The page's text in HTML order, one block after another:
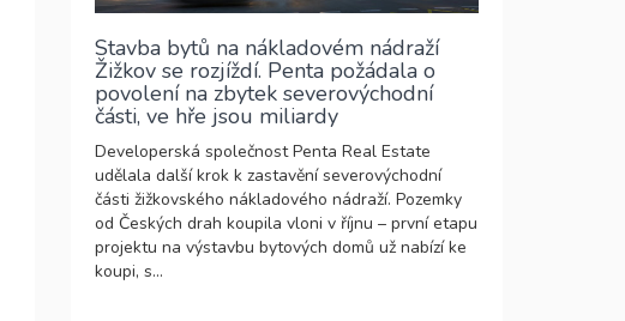
Stavba bytů na nákladovém nádraží
Žižkov se rozjíždí. Penta požádala o
povolení na zbytek severovýchodní
části, ve hře jsou miliardy
Developerská společnost Penta Real Estate
udělala další krok k zastavění severovýchodní
části žižkovského nákladového nádraží. Pozemky
od Českých drah koupila vloni v říjnu – první etapu
projektu na výstavbu bytových domů už nabízí ke
koupi, s...